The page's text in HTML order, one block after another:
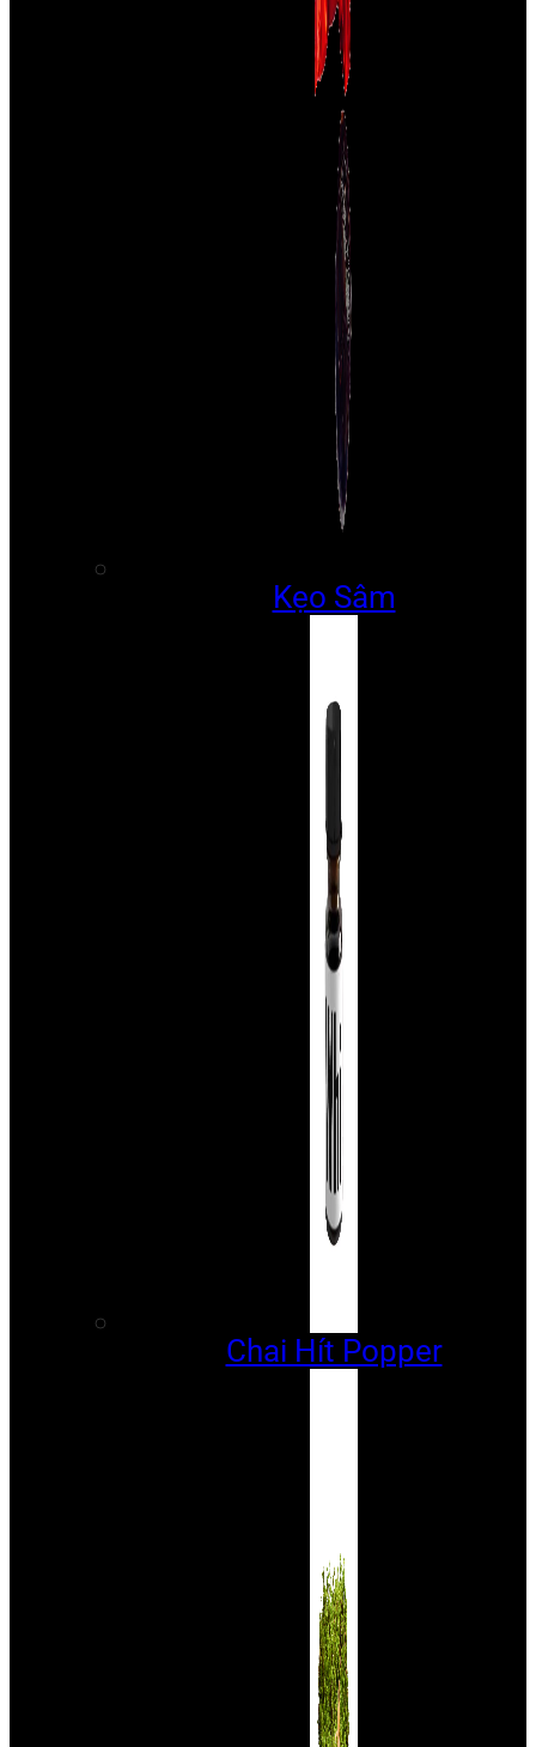
Kẹo Sâm
Chai Hít Popper